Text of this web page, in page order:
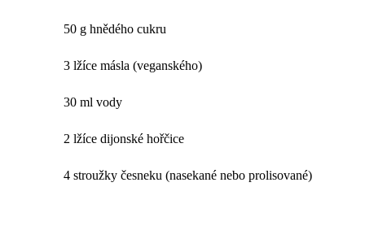
50 g hnědého cukru
3 lžíce másla (veganského)
30 ml vody
2 lžíce dijonské hořčice
4 stroužky česneku (nasekané nebo prolisované)